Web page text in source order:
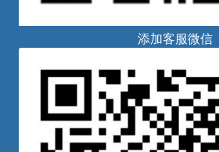
添加客服微信